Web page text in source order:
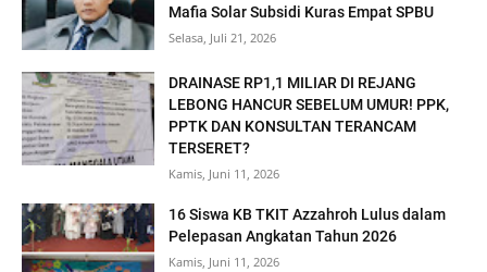
Mafia Solar Subsidi Kuras Empat SPBU
Selasa, Juli 21, 2026
DRAINASE RP1,1 MILIAR DI REJANG
LEBONG HANCUR SEBELUM UMUR! PPK,
PPTK DAN KONSULTAN TERANCAM
TERSERET?
Kamis, Juni 11, 2026
16 Siswa KB TKIT Azzahroh Lulus dalam
Pelepasan Angkatan Tahun 2026
Kamis, Juni 11, 2026